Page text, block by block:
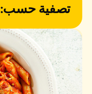
تصفية حسب:
نوع الوجبة
الصعوبة